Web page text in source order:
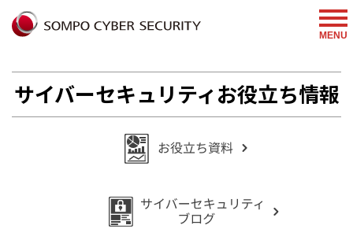
MENU
サイバーセキュリティお役立ち情報